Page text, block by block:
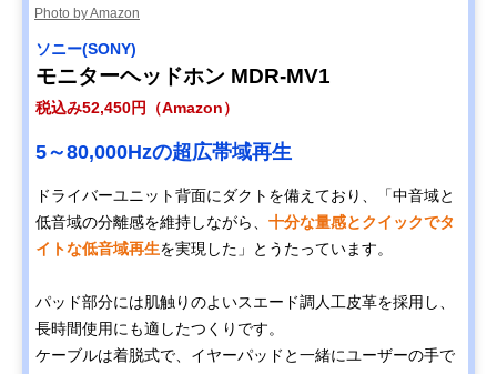
Photo by Amazon
ソニー(SONY)
モニターヘッドホン MDR-MV1
税込み52,450円（Amazon）
5～80,000Hzの超広帯域再生
ドライバーユニット背面にダクトを備えており、「中音域と
低音域の分離感を維持しながら、 十分な量感とクイックでタ
イトな低音域再生を実現した」とうたっています。
パッド部分には肌触りのよいスエード調人工皮革を採用し、
長時間使用にも適したつくりです。
ケーブルは着脱式で、イヤーパッドと一緒にユーザーの手で